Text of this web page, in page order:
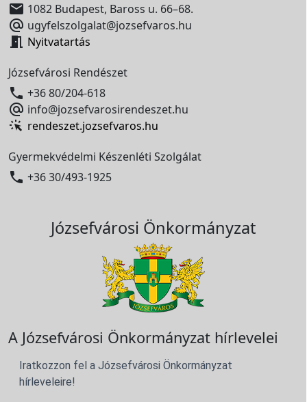
 1082 Budapest, Baross u. 66–68.
 ugyfelszolgalat@jozsefvaros.hu
 Nyitvatartás
Józsefvárosi Rendészet
 +36 80/204-618
 info@jozsefvarosirendeszet.hu
rendeszet.jozsefvaros.hu
Gyermekvédelmi Készenléti Szolgálat
 +36 30/493-1925
Józsefvárosi Önkormányzat
A Józsefvárosi Önkormányzat hírlevelei
Iratkozzon fel a Józsefvárosi Önkormányzat
hírleveleire!